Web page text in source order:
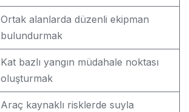
Ortak alanlarda düzenli ekipman
bulundurmak
Kat bazlı yangın müdahale noktası
oluşturmak
Araç kaynaklı risklerde suyla